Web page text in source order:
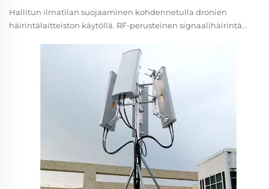
Hallitun ilmatilan suojaaminen kohdennetulla dronien
häirintälaitteiston käytöllä. RF-perusteinen signaalihäirintä
läheisyydessä. Radioaaltojen (RF) häirintätekniikka
muodostaa eturintaman suojausta epävalvoitua dronia